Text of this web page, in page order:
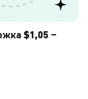
$1,05 –